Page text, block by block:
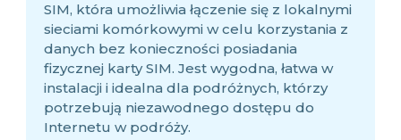
SIM, która umożliwia łączenie się z lokalnymi
sieciami komórkowymi w celu korzystania z
danych bez konieczności posiadania
fizycznej karty SIM. Jest wygodna, łatwa w
instalacji i idealna dla podróżnych, którzy
potrzebują niezawodnego dostępu do
Internetu w podróży.